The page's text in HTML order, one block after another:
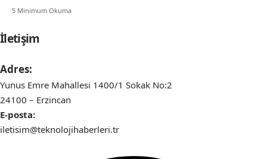
5 Minimum Okuma
İletişim
Adres:
Yunus Emre Mahallesi 1400/1 Sokak No:2
24100 – Erzincan
E-posta:
iletisim@teknolojihaberleri.tr